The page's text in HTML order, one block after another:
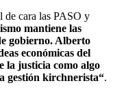
de cara las PASO y
mantiene las
gobierno. Alberto
económicas del
la justicia como algo
gestión kirchnerista“.